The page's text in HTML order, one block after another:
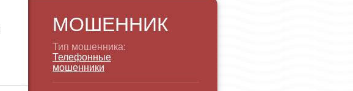
МОШЕННИК
Тип мошенника:
Телефонные
мошенники